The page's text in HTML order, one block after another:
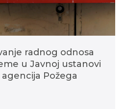
radnog odnosa
u Javnoj ustanovi
Požega